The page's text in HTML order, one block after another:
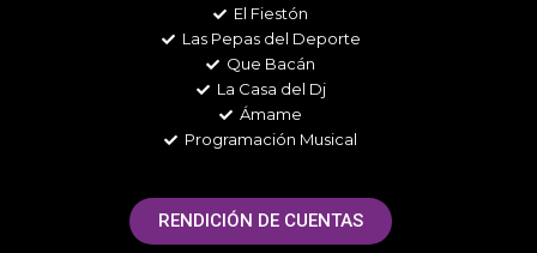
El Fiestón
Las Pepas del Deporte
Que Bacán
La Casa del Dj
Ámame
Programación Musical
RENDICIÓN DE CUENTAS